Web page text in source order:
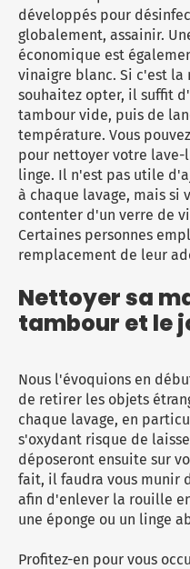
développés pour
globalement, assainir.
économique est
vinaigre blanc. Si c'est
souhaitez opter, il suffit
tambour vide, puis de
température. Vous
pour nettoyer votre lave-
linge. Il n'est pas utile
à chaque lavage, mais si
contenter d'un verre de
Certaines personnes
remplacement de leur
Nettoyer sa
tambour et le
Nous l'évoquions en
de retirer les objets
chaque lavage, en
s'oxydant risque de
déposeront ensuite sur
fait, il faudra vous munir
afin d'enlever la rouille
une éponge ou un linge
Profitez-en pour vous